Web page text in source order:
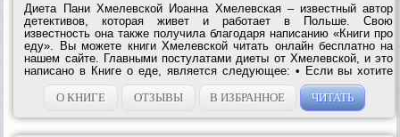
Диета Пани Хмелевской Иоанна Хмелевская – известный автор
детективов, которая живет и работает в Польше. Свою
известность она также получила благодаря написанию «Книги про
еду». Вы можете книги Хмелевской читать онлайн бесплатно на
нашем сайте. Главными постулатами диеты от Хмелевской, и это
написано в Книге о еде, является следующее: • Если вы хотите
похудеть, перейдите на те продукты, которые не любите. • Никогда
и ни по каким...
О КНИГЕ ОТЗЫВЫ В ИЗБРАННОЕ ЧИТАТЬ